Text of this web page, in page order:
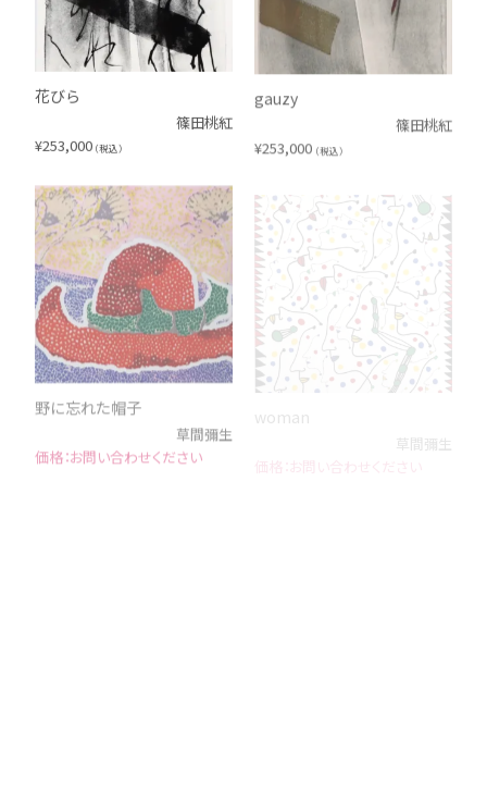
花びら
篠田桃紅
¥253,000 （税込）
gauzy
篠田桃紅
¥253,000 （税込）
野に忘れた帽子
草間彌生
お問い合わせください
woman
お問い合わせください